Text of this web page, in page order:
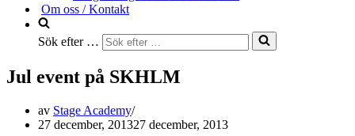
Om oss / Kontakt
Sök efter …
Jul event på SKHLM
av Stage Academy
27 december, 201327 december, 2013